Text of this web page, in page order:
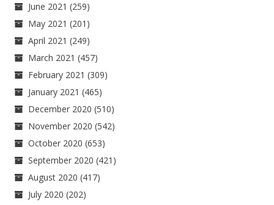
June 2021 (259)
May 2021 (201)
April 2021 (249)
March 2021 (457)
February 2021 (309)
January 2021 (465)
December 2020 (510)
November 2020 (542)
October 2020 (653)
September 2020 (421)
August 2020 (417)
July 2020 (202)